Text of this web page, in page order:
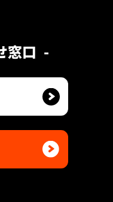
窓口